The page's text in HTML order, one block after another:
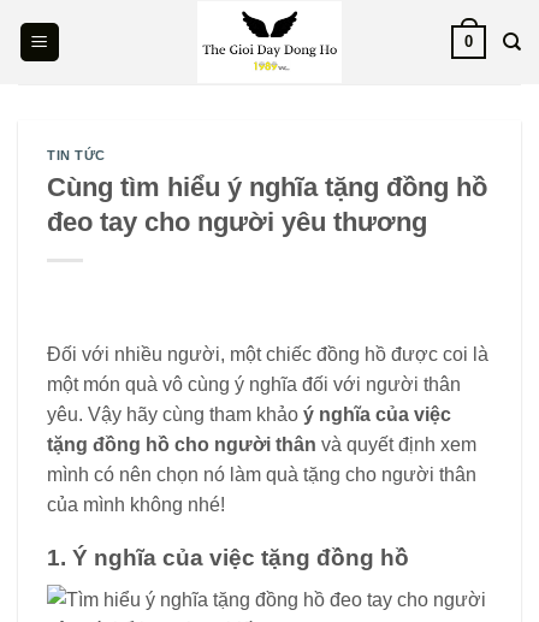
0
TIN TỨC
Cùng tìm hiểu ý nghĩa tặng đồng hồ
đeo tay cho người yêu thương
Đối với nhiều người, một chiếc đồng hồ được coi là
một món quà vô cùng ý nghĩa đối với người thân
yêu. Vậy hãy cùng tham khảo ý nghĩa của việc
tặng đồng hồ cho người thân và quyết định xem
mình có nên chọn nó làm quà tặng cho người thân
của mình không nhé!
1. Ý nghĩa của việc tặng đồng hồ